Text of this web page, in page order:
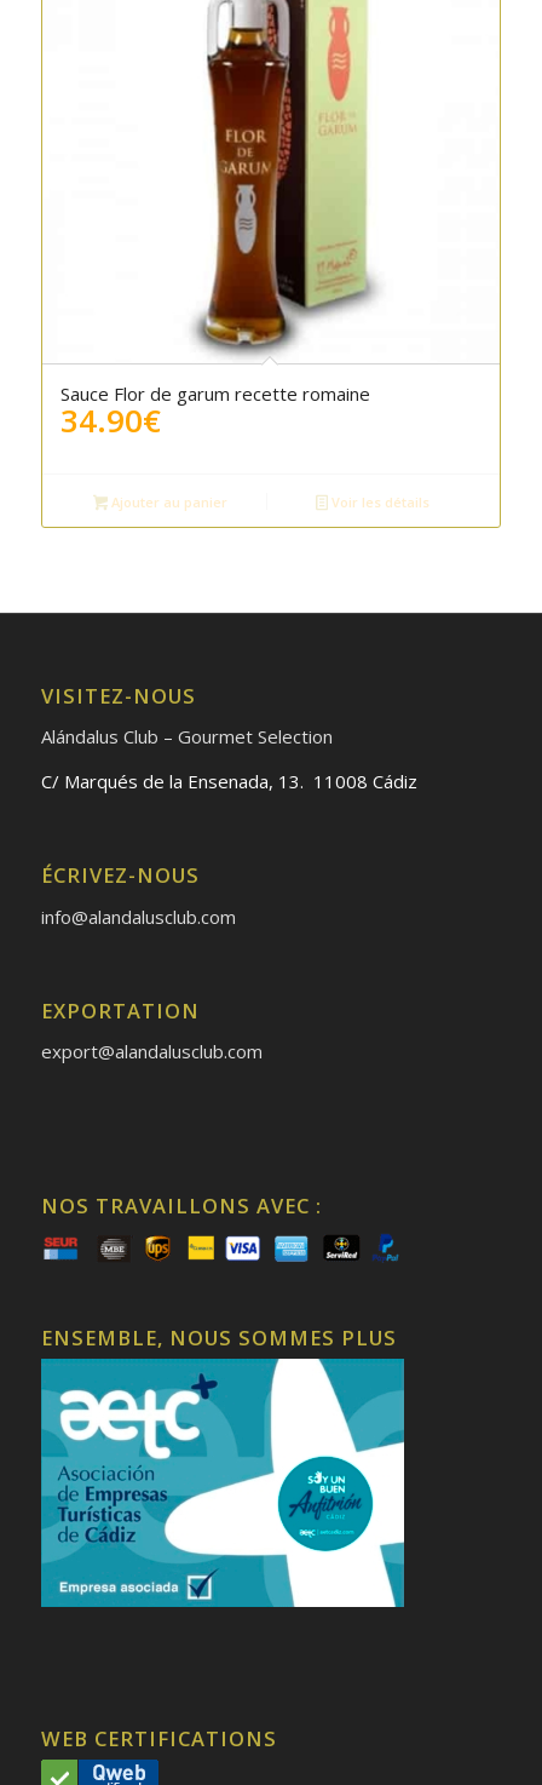
Sauce Flor de garum recette romaine
34.90€
Ajouter au panier Voir les détails
VISITEZ-NOUS
Alándalus Club – Gourmet Selection
C/ Marqués de la Ensenada, 13. 11008 Cádiz
ÉCRIVEZ-NOUS
info@alandalusclub.com
EXPORTATION
export@alandalusclub.com
NOS TRAVAILLONS AVEC :
ENSEMBLE, NOUS SOMMES PLUS
WEB CERTIFICATIONS